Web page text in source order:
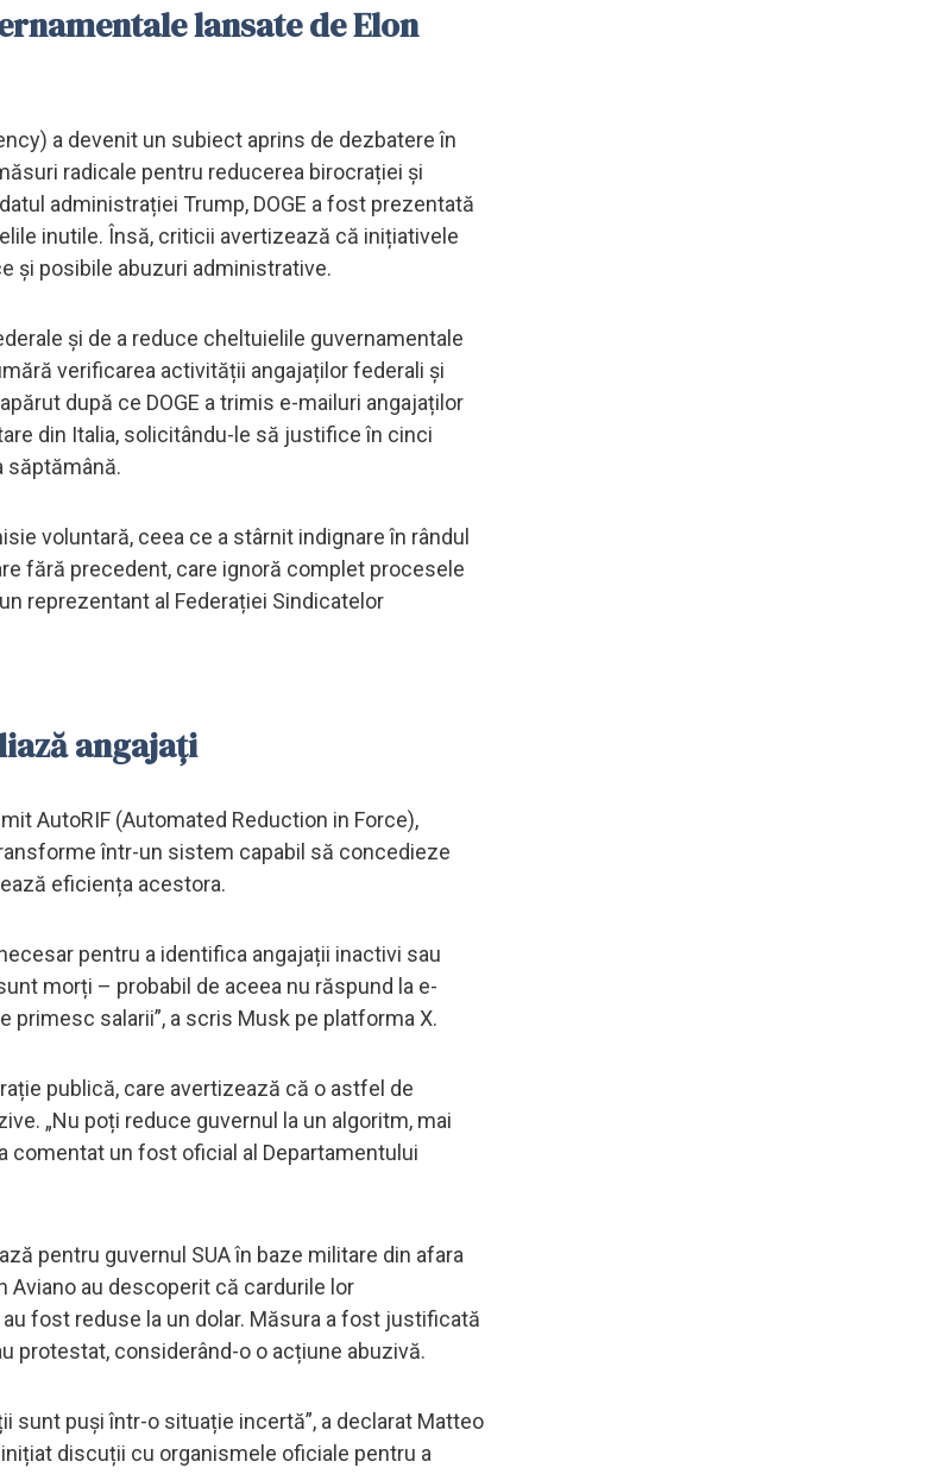
lansate de Elon
a devenit un subiect aprins de dezbatere în
radicale pentru reducerea birocrației și
administrației Trump, DOGE a fost prezentată
inutile. Însă, criticii avertizează că inițiativele
și posibile abuzuri administrative.
și de a reduce cheltuielile guvernamentale
verificarea activității angajaților federali și
după ce DOGE a trimis e-mailuri angajaților
din Italia, solicitându-le să justifice în cinci
săptămână.
voluntară, ceea ce a stârnit indignare în rândul
fără precedent, care ignoră complet procesele
reprezentant al Federației Sindicatelor
angajați
AutoRIF (Automated Reduction in Force),
într-un sistem capabil să concedieze
eficiența acestora.
pentru a identifica angajații inactivi sau
morți – probabil de aceea nu răspund la e-
primesc salarii”, a scris Musk pe platforma X.
publică, care avertizează că o astfel de
„Nu poți reduce guvernul la un algoritm, mai
comentat un fost oficial al Departamentului
pentru guvernul SUA în baze militare din afara
Aviano au descoperit că cardurile lor
fost reduse la un dolar. Măsura a fost justificată
protestat, considerând-o o acțiune abuzivă.
sunt puși într-o situație incertă”, a declarat Matteo
discuții cu organismele oficiale pentru a